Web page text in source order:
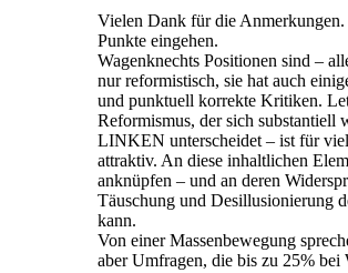
Vielen Dank für die
Punkte eingehen.
Wagenknechts Positionen sind –
nur reformistisch, sie hat auch
und punktuell korrekte Kritiken.
Reformismus, der sich substantiell
LINKEN unterscheidet – ist für
attraktiv. An diese inhaltlichen
anknüpfen – und an deren
Täuschung und Desillusionierung
kann.
Von einer Massenbewegung
aber Umfragen, die bis zu 25% bei